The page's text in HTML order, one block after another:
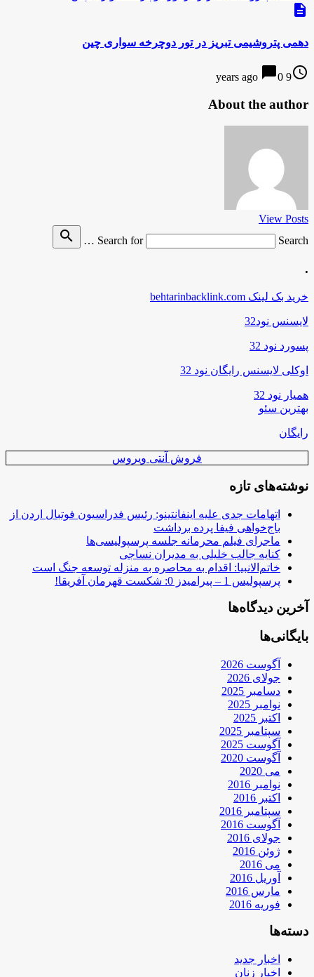
description
دهمی پتروشیمی تبریز در تور دوچرخه سواری چین
access_time
9 years ago
chat_bubble0
About the author
View Posts
Search for
Search …
search
.
خرید بک لینک behtarinbacklink.com
لایسنس نود32
پسورد نود 32
اوکلی لایسنس رایگان نود 32
همیار نود 32
بهترین سئو
رایگان
فروش آنتی ویروس
نوشته‌های تازه
اتهامات جدی علیه اینفانتینو: رئیس فدراسیون فوتبال اردن از
باج‌خواهی فیفا پرده برداشت
ماجرای فیلم محرمانه جلسه پرسپولیسی‌ها
کنایه جالب خلیلی به مدیران نساجی
خاتم‌الانبیا: اقدام به محاصره به منزله توسعه جنگ است
پرسپولیس 1 – پیرامیدز 0: شکست قهرمان آفریقا!
آخرین دیدگاه‌ها
بایگانی‌ها
آگوست 2026
جولای 2026
دسامبر 2025
نوامبر 2025
اکتبر 2025
سپتامبر 2025
آگوست 2025
آگوست 2020
می 2020
نوامبر 2016
اکتبر 2016
سپتامبر 2016
آگوست 2016
جولای 2016
ژوئن 2016
می 2016
آوریل 2016
مارس 2016
فوریه 2016
دسته‌ها
اخبار جدید
اخبار زنان